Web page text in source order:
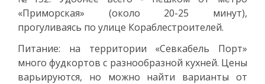
«Приморская» (около 20-25 минут),
прогуливаясь по улице Кораблестроителей.
Питание: на территории «Севкабель Порт»
много фудкортов с разнообразной кухней. Цены
варьируются, но можно найти варианты от